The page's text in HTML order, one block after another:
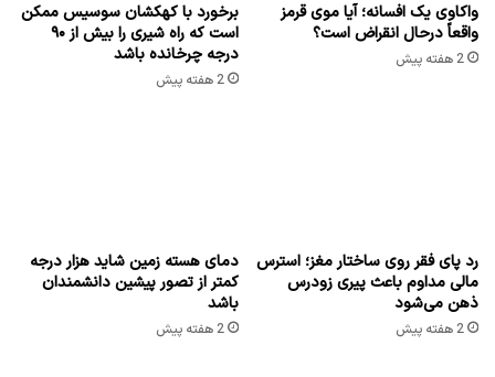
واکاوی یک افسانه؛ آیا موی قرمز
واقعاً درحال انقراض است؟
2 هفته پیش
برخورد با کهکشان سوسیس ممکن
است که راه شیری را بیش از ۹۰
درجه چرخانده باشد
2 هفته پیش
رد پای فقر روی ساختار مغز؛ استرس
مالی مداوم باعث پیری زودرس
ذهن می‌شود
2 هفته پیش
دمای هسته زمین شاید هزار درجه
کمتر از تصور پیشین دانشمندان
باشد
2 هفته پیش